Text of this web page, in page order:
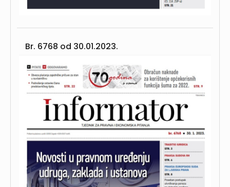
Br. 6768 od 30.01.2023.